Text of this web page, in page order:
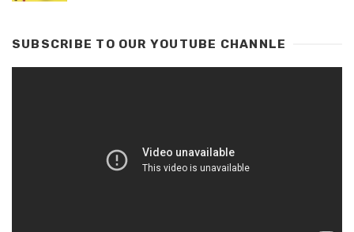
SUBSCRIBE TO OUR YOUTUBE CHANNLE